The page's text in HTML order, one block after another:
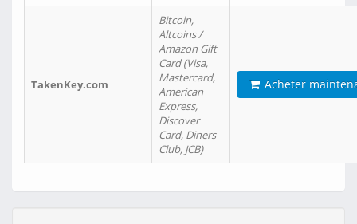
TakenKey.com
Bitcoin,
Altcoins /
Amazon Gift
Card (Visa,
Mastercard,
American
Express,
Discover
Card, Diners
Club, JCB)
Acheter